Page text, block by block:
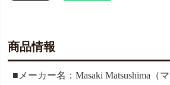
商品情報
■メーカー名：Masaki Matsushima（